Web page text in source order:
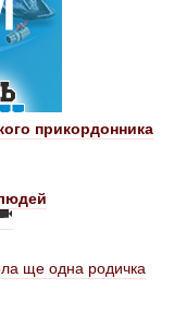
прикордонника
ще одна родичка